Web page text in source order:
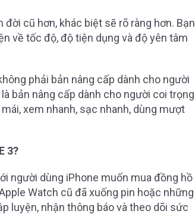
cũ hơn, khác biệt sẽ rõ ràng hơn. Bạn
về tốc độ, độ tiện dụng và độ yên tâm
phải bản nâng cấp dành cho người
bản nâng cấp dành cho người coi trọng
xem nhanh, sạc nhanh, dùng mượt
3?
người dùng iPhone muốn mua đồng hồ
Watch cũ đã xuống pin hoặc những
luyện, nhận thông báo và theo dõi sức